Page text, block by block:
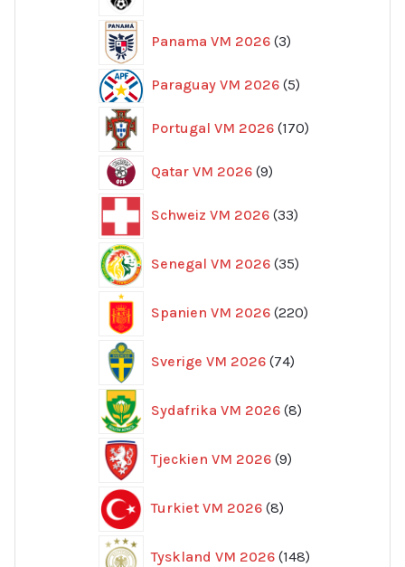
Panama VM 2026 3
produkter
Paraguay VM 2026 55
Portugal VM 2026 170
produkter
Qatar VM 2026 99
Schweiz VM 2026 33
produkter
Senegal VM 2026 35
produkter
Spanien VM 2026 220
produkter
Sverige VM 2026 74
produkter
Sydafrika VM 2026 8
produkter
Tjeckien VM 2026 9
produkter
Turkiet VM 2026 8
produkter
Tyskland VM 2026 148